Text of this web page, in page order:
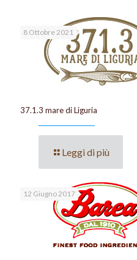
8 Ottobre 2021
37.1.3 mare di Liguria
Leggi di più
12 Giugno 2017